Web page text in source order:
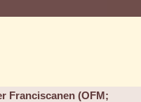
Franciscanen (OFM;